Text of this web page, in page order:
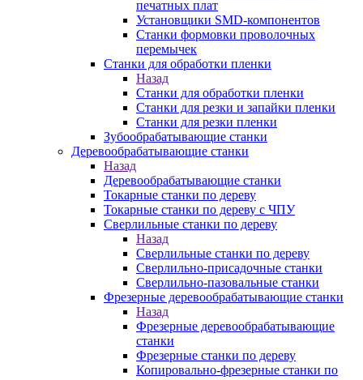
печатных плат
Установщики SMD-компонентов
Станки формовки проволочных
перемычек
Станки для обработки пленки
Назад
Станки для обработки пленки
Станки для резки и запайки пленки
Станки для резки пленки
Зубообрабатывающие станки
Деревообрабатывающие станки
Назад
Деревообрабатывающие станки
Токарные станки по дереву
Токарные станки по дереву с ЧПУ
Сверлильные станки по дереву
Назад
Сверлильные станки по дереву
Сверлильно-присадочные станки
Сверлильно-пазовальные станки
Фрезерные деревообрабатывающие станки
Назад
Фрезерные деревообрабатывающие
станки
Фрезерные станки по дереву
Копировально-фрезерные станки по